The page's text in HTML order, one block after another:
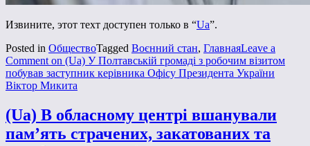
Извините, этот техт доступен только в “Ua”.
Posted in ОбществоTagged Воєнний стан, ГлавнаяLeave a
Comment on (Ua) У Полтавській громаді з робочим візитом
побував заступник керівника Офісу Президента України
Віктор Микита
(Ua) В обласному центрі вшанували
пам’ять страчених, закатованих та